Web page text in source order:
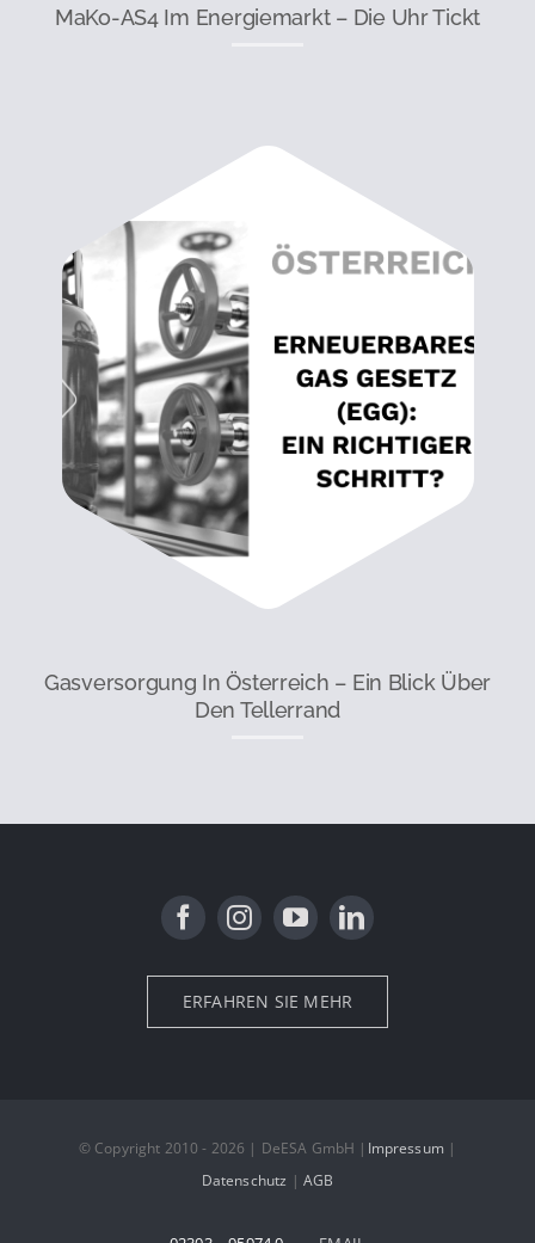
MaKo-AS4 Im Energiemarkt – Die Uhr Tickt
Gasversorgung In Österreich – Ein Blick Über
Den Tellerrand
ERFAHREN SIE MEHR
© Copyright 2010 - 2026 | DeESA GmbH | Impressum |
Datenschutz | AGB